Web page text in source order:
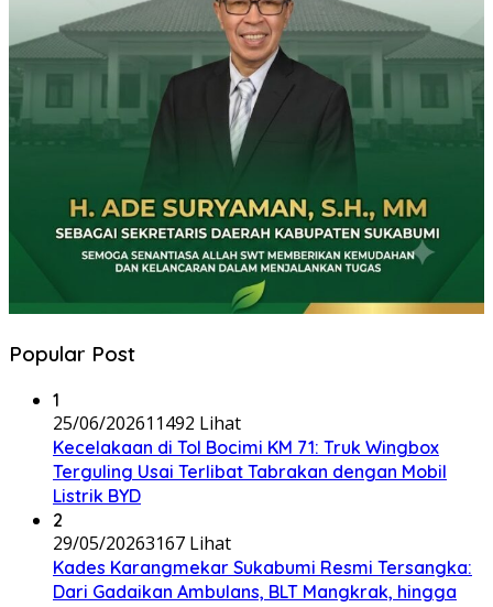
Popular Post
1
25/06/202611492 Lihat
Kecelakaan di Tol Bocimi KM 71: Truk Wingbox
Terguling Usai Terlibat Tabrakan dengan Mobil
Listrik BYD
2
29/05/20263167 Lihat
Kades Karangmekar Sukabumi Resmi Tersangka:
Dari Gadaikan Ambulans, BLT Mangkrak, hingga